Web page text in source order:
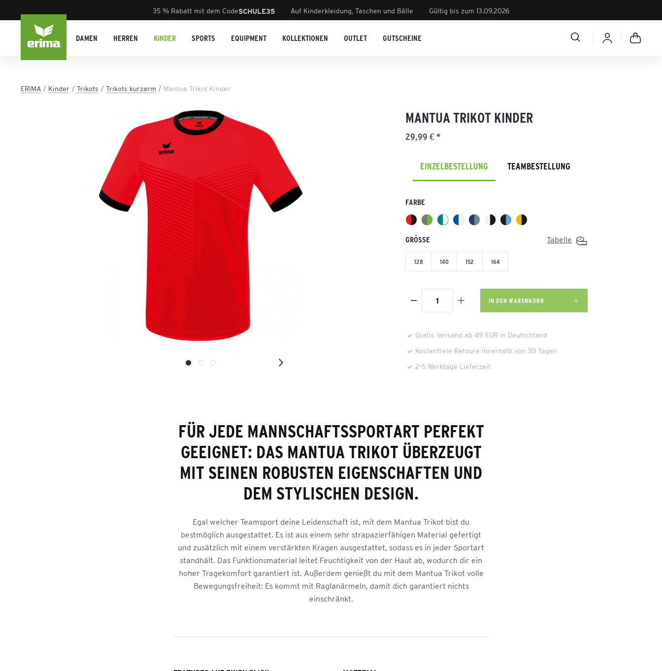
35 % Rabatt mit dem CodeSCHULE35 Auf Kinderkleidung, Taschen und Bälle Gültig bis zum 13.09.2026
DAMEN HERREN KINDER SPORTS EQUIPMENT KOLLEKTIONEN OUTLET GUTSCHEINE
ERIMA Kinder Trikots Trikots kurzarm Mantua Trikot Kinder
MANTUA TRIKOT KINDER
29,99 € *
EINZELBESTELLUNG TEAMBESTELLUNG
FARBE
GRÖSSE Tabelle
128 140 152 164
IN DEN WARENKORB
Gratis Versand ab 49 EUR in Deutschland
Kostenfreie Retoure innerhalb von 30 Tagen
2-5 Werktage Lieferzeit
FÜR JEDE MANNSCHAFTSSPORTART PERFEKT
GEEIGNET: DAS MANTUA TRIKOT ÜBERZEUGT
MIT SEINEN ROBUSTEN EIGENSCHAFTEN UND
DEM STYLISCHEN DESIGN.
Egal welcher Teamsport deine Leidenschaft ist, mit dem Mantua Trikot bist du
bestmöglich ausgestattet. Es ist aus einem sehr strapazierfähigen Material gefertigt
und zusätzlich mit einem verstärkten Kragen ausgestattet, sodass es in jeder Sportart
standhält. Das Funktionsmaterial leitet Feuchtigkeit von der Haut ab, wodurch dir ein
hoher Tragekomfort garantiert ist. Außerdem genießt du mit dem Mantua Trikot volle
Bewegungsfreiheit: Es kommt mit Raglanärmeln, damit dich garantiert nichts
einschränkt.